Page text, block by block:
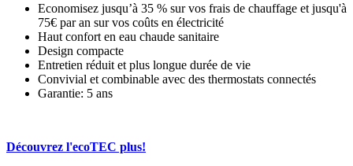
Economisez jusqu’à 35 % sur vos frais de chauffage et jusqu'à
75€ par an sur vos coûts en électricité
Haut confort en eau chaude sanitaire
Design compacte
Entretien réduit et plus longue durée de vie
Convivial et combinable avec des thermostats connectés
Garantie: 5 ans
Découvrez l'ecoTEC plus!